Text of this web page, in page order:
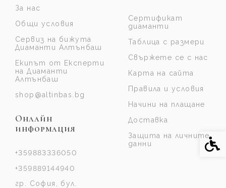
За нас
Общи условия
Сервиз на бижута
Диаманти Алтънбаш
Екипът от Експерти
на Диаманти
Алтънбаш
shop@altinbas.bg
Онлайн
информация
+359883336050
+359889144940
гр. София, бул.
Сертификат
диаманти
Таблица с размери
Свържете се с нас
Карта на сайта
Правила и условия
Начини на плащане
Доставка
Защита на личните
данни